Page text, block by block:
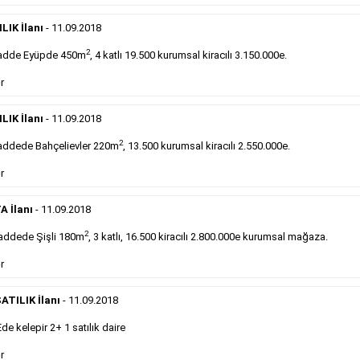
Devrenkiralık maltepede çayocağı....
Devamını Gör
takip ederek farklı ilan türleri hakkında detaylara ulaşabilir, ilan
Sarı sayfa ilanlar alım- satım, duyuru, mini reklam
İlanı - 11.09.2018
Eyüpde 450m2, 4 katlı 19.500 kurumsal kiracılı 3.150.000e.
İlanı - 11.09.2018
Bahçelievler 220m2, 13.500 kurumsal kiracılı 2.550.000e.
İlanı - 11.09.2018
Şişli 180m2, 3 katlı, 16.500 kiracılı 2.800.000e kurumsal mağaza.
İlanı - 11.09.2018
kelepir 2+ 1 satılık daire